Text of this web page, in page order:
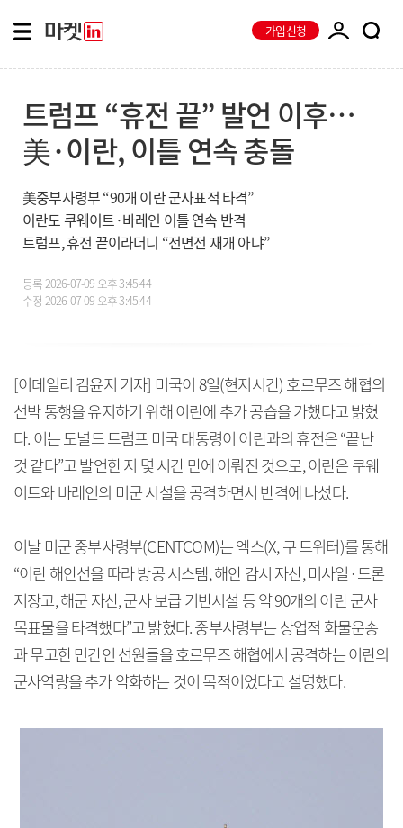
가입신청
트럼프 “휴전 끝” 발언 이후…
美·이란, 이틀 연속 충돌
美중부사령부 “90개 이란 군사표적 타격”
이란도 쿠웨이트·바레인 이틀 연속 반격
트럼프, 휴전 끝이라더니 “전면전 재개 아냐”
등록2026-07-09 오후 3:45:44
수정 2026-07-09 오후 3:45:44
[이데일리 김윤지 기자] 미국이 8일(현지시간) 호르무즈 해협의
선박 통행을 유지하기 위해 이란에 추가 공습을 가했다고 밝혔
다. 이는 도널드 트럼프 미국 대통령이 이란과의 휴전은 “끝난
것 같다”고 발언한 지 몇 시간 만에 이뤄진 것으로, 이란은 쿠웨
이트와 바레인의 미군 시설을 공격하면서 반격에 나섰다.
이날 미군 중부사령부(CENTCOM)는 엑스(X, 구 트위터)를 통해
“이란 해안선을 따라 방공 시스템, 해안 감시 자산, 미사일·드론
저장고, 해군 자산, 군사 보급 기반시설 등 약 90개의 이란 군사
목표물을 타격했다”고 밝혔다. 중부사령부는 상업적 화물운송
과 무고한 민간인 선원들을 호르무즈 해협에서 공격하는 이란의
군사역량을 추가 약화하는 것이 목적이었다고 설명했다.